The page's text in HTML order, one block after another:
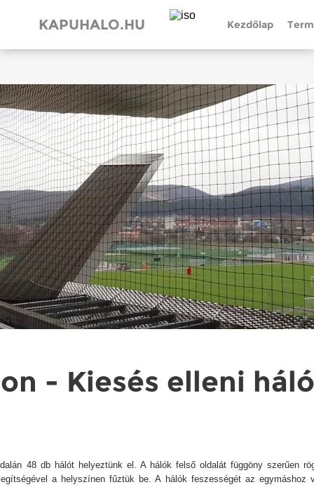
KAPUHALO.HU Kezdőlap
- Kiesés elleni háló
48 db hálót helyeztünk el. A hálók felső oldalát függöny szerűen
a helyszínen fűztük be. A hálók feszességét az egymáshoz